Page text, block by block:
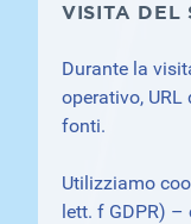
VISITA DEL
Durante la
operativo,
fonti.
Utilizziamo
lett. f GDPR) –